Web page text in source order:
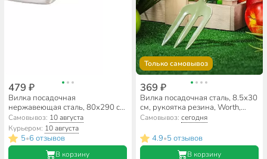
479 ₽
Вилка посадочная
нержавеющая сталь, 80х290 см,
рукоятка двухкомпонентная,
Palisad, Premium plus, 62053
Самовывоз: 10 августа
Курьером: 10 августа
5•6 отзывов
В корзину
Только самовывоз
369 ₽
Вилка посадочная сталь, 8.5х30
см, рукоятка резина, Worth,
T630B01
Самовывоз: сегодня
4.9•5 отзывов
В корзину